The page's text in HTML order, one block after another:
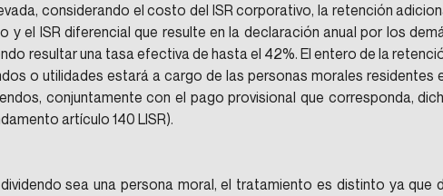
considerando el costo del ISR corporativo, la retención
y el ISR diferencial que resulte en la declaración anual por los
resultar una tasa efectiva de hasta el 42%. El entero de la
o utilidades estará a cargo de las personas morales residentes
conjuntamente con el pago provisional que corresponda,
artículo 140 LISR).
sea una persona moral, el tratamiento es distinto ya que